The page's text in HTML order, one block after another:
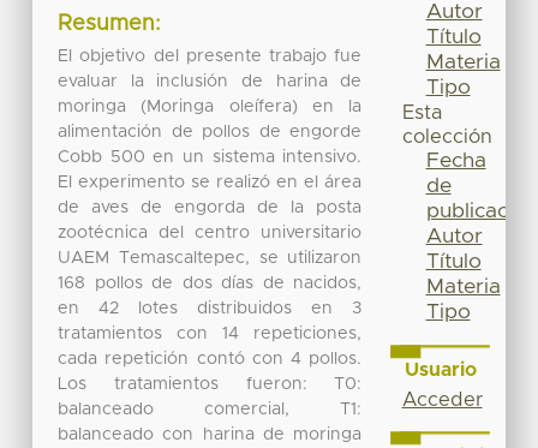
Resumen:
El objetivo del presente trabajo fue
evaluar la inclusión de harina de
moringa (Moringa oleífera) en la
alimentación de pollos de engorde
Cobb 500 en un sistema intensivo.
El experimento se realizó en el área
de aves de engorda de la posta
zootécnica del centro universitario
UAEM Temascaltepec, se utilizaron
168 pollos de dos días de nacidos,
en 42 lotes distribuidos en 3
tratamientos con 14 repeticiones,
cada repetición contó con 4 pollos.
Los tratamientos fueron: T0:
balanceado comercial, T1:
balanceado con harina de moringa
Autor
Título
Materia
Tipo
Esta
colección
Fecha
de
publicación
Autor
Título
Materia
Tipo
Usuario
Acceder